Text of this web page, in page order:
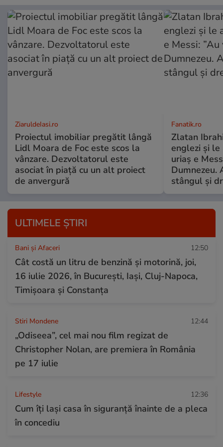
ZiaruldeIasi.ro
Proiectul imobiliar pregătit lângă
Lidl Moara de Foc este scos la
vânzare. Dezvoltatorul este
asociat în piață cu un alt proiect
de anvergură
Fanatik.ro
Zlatan
englezi și
uriaș e
Dumnezeu.
stângul și
ULTIMELE ȘTIRI
Bani și Afaceri 12:50
Cât costă un litru de benzină și motorină, joi,
16 iulie 2026, în București, Iași, Cluj-Napoca,
Timișoara și Constanța
Stiri Mondene 12:44
„Odiseea”, cel mai nou film regizat de
Christopher Nolan, are premiera în România
pe 17 iulie
Lifestyle 12:36
Cum îţi laşi casa în siguranţă înainte de a pleca
în concediu